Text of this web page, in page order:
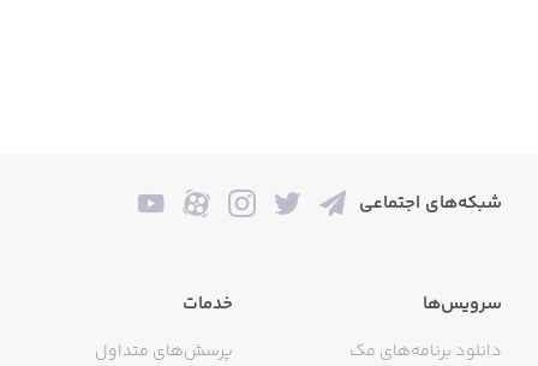
شبکه‌های اجتماعی
سرویس‌ها
دانلود برنامه‌های مک
خدمات
پرسش‌های متداول